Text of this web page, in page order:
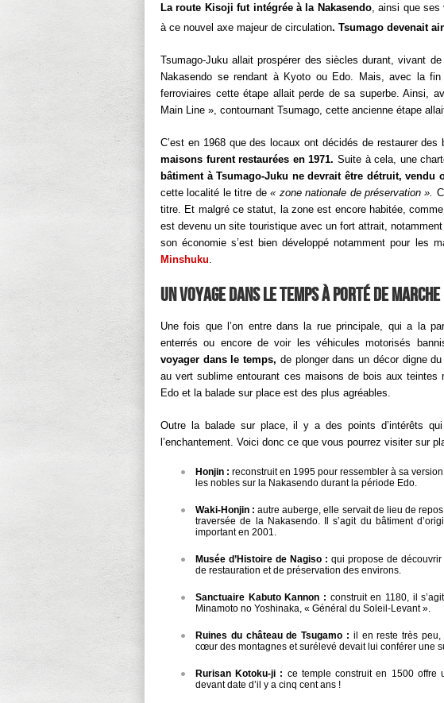
La route Kisoji fut intégrée à la Nakasendo, ainsi que ses
à ce nouvel axe majeur de circulation. Tsumago devenait
Tsumago-Juku allait prospérer des siècles durant, vivant
Nakasendo se rendant à Kyoto ou Edo. Mais, avec la
ferroviaires cette étape allait perde de sa superbe. Ainsi,
Main Line », contournant Tsumago, cette ancienne étape
C’est en 1968 que des locaux ont décidés de restaurer
maisons furent restaurées en 1971. Suite à cela, une
bâtiment à Tsumago-Juku ne devrait être détruit, vendu
cette localité le titre de« zone nationale de préservation ».
titre. Et malgré ce statut, la zone est encore habitée,
est devenu un site touristique avec un fort attrait, notamment
son économie s’est bien développé notamment pour les
Minshuku
Un voyage dans le temps à porté de marche
Une fois que l’on entre dans la rue principale, qui a la
enterrés ou encore de voir les véhicules motorisés
voyager dans le temps, de plonger dans un décor digne
au vert sublime entourant ces maisons de bois aux teintes
Edo et la balade sur place est des plus agréables.
Outre la balade sur place, il y a des points d’intérêts
l’enchantement. Voici donc ce que vous pourrez visiter sur
Honjin : reconstruit en 1995 pour ressembler à sa
les nobles sur la Nakasendo durant la période Edo.
Waki-Honjin : autre auberge, elle servait de lieu de
traversée de la Nakasendo. Il s’agit du bâtiment
important en 2001.
Musée d’Histoire de Nagiso : qui propose de
de restauration et de préservation des environs.
Sanctuaire Kabuto Kannon : construit en 1180, il
Minamoto no Yoshinaka, « Général du Soleil-Levant ».
Ruines du château de Tsugamo : il en reste très peu,
cœur des montagnes et surélevé devait lui conférer une
Rurisan Kotoku-ji : ce temple construit en 1500 offre
devant date d’il y a cinq cent ans !